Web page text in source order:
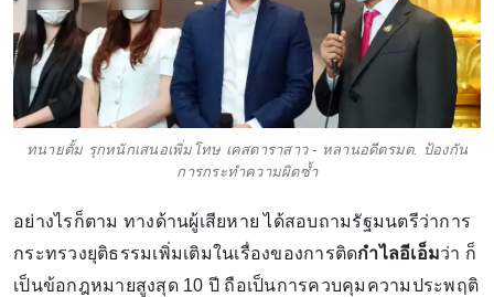
ทนายตั้ม รุกหนักเสนอเพิ่มโทษ เคสดาราสาว - หลานอดีตรมต. ป้องกัน
การกระทำความผิดซ้ำ
อย่างไรก็ตาม ทางด้านผู้เสียหาย ได้สอบถามรัฐมนตรีว่าการ
กระทรวงยุติธรรมเพิ่มเติมในเรื่องของการติดกำไลอีเอ็มว่า ก็
เป็นข้อกฎหมายสูงสุด 10 ปี ถือเป็นการควบคุมความประพฤติ